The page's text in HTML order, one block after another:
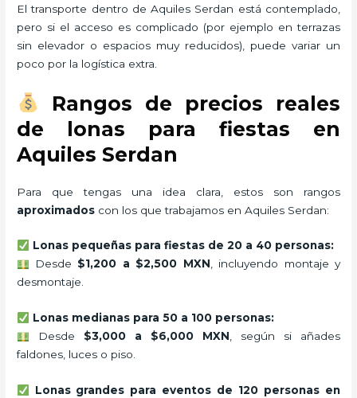
El transporte dentro de Aquiles Serdan está contemplado,
pero si el acceso es complicado (por ejemplo en terrazas
sin elevador o espacios muy reducidos), puede variar un
poco por la logística extra.
Rangos de precios reales
de lonas para fiestas en
Aquiles Serdan
Para que tengas una idea clara, estos son rangos
aproximados con los que trabajamos en Aquiles Serdan:
Lonas pequeñas para fiestas de 20 a 40 personas:
Desde $1,200 a $2,500 MXN, incluyendo montaje y
desmontaje.
Lonas medianas para 50 a 100 personas:
Desde $3,000 a $6,000 MXN, según si añades
faldones, luces o piso.
Lonas grandes para eventos de 120 personas en